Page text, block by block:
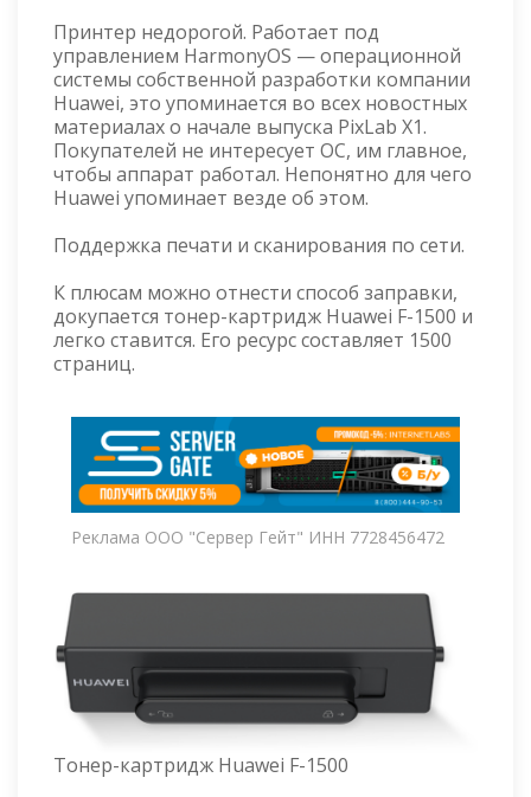
Принтер недорогой. Работает под
управлением HarmonyOS — операционной
системы собственной разработки компании
Huawei, это упоминается во всех новостных
материалах о начале выпуска PixLab X1.
Покупателей не интересует ОС, им главное,
чтобы аппарат работал. Непонятно для чего
Huawei упоминает везде об этом.
Поддержка печати и сканирования по сети.
К плюсам можно отнести способ заправки,
докупается тонер-картридж Huawei F-1500 и
легко ставится. Его ресурс составляет 1500
страниц.
Реклама ООО "Сервер Гейт" ИНН 7728456472
Тонер-картридж Huawei F-1500